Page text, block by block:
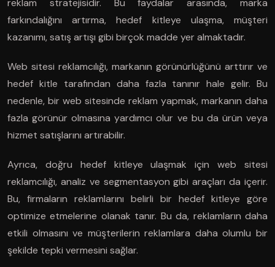
reklam stratejisidir. Bu faydalar arasında, marka
farkındalığını artırma, hedef kitleye ulaşma, müşteri
kazanımı, satış artışı gibi birçok madde yer almaktadır.
Web sitesi reklamcılığı, markanın görünürlüğünü arttırır ve
hedef kitle tarafından daha fazla tanınır hale gelir. Bu
nedenle, bir web sitesinde reklam yapmak, markanın daha
fazla görünür olmasına yardımcı olur ve bu da ürün veya
hizmet satışlarını artırabilir.
Ayrıca, doğru hedef kitleye ulaşmak için web sitesi
reklamcılığı, analiz ve segmentasyon gibi araçları da içerir.
Bu, firmaların reklamlarını belirli bir hedef kitleye göre
optimize etmelerine olanak tanır. Bu da, reklamların daha
etkili olmasını ve müşterilerin reklamlara daha olumlu bir
şekilde tepki vermesini sağlar.